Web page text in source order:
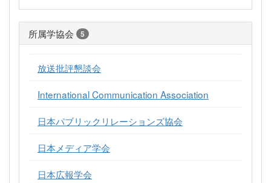
所属学協会 5
放送批評懇談会
International Communication Association
日本パブリックリレーションズ協会
日本メディア学会
日本広報学会